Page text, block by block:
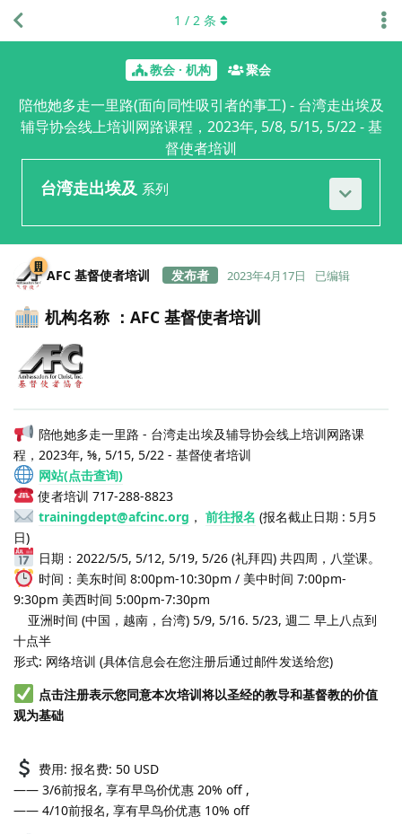
教会 · 机构 聚会
陪他她多走一里路(面向同性吸引者的事工) - 台湾走出埃及
辅导协会线上培训网路课程，2023年, 5/8, 5/15, 5/22 - 基
督使者培训
台湾走出埃及 系列
1 / 2 条
AFC 基督使者培训 2023年4月17日 已编辑
机构名称 ：AFC 基督使者培训
陪他她多走一里路 - 台湾走出埃及辅导协会线上培训网路课
程，2023年, ⅝, 5/15, 5/22 - 基督使者培训
网站(点击查询)
使者培训 717-288-8823
trainingdept@afcinc.org ， 前往报名 (报名截止日期 : 5月5
日)
日期：2022/5/5, 5/12, 5/19, 5/26 (礼拜四) 共四周，八堂课。
时间：美东时间 8:00pm-10:30pm / 美中时间 7:00pm-
9:30pm 美西时间 5:00pm-7:30pm
亚洲时间 (中国，越南，台湾) 5/9, 5/16. 5/23, 週二 早上八点到
十点半
形式: 网络培训 (具体信息会在您注册后通过邮件发送给您)
点击注册表示您同意本次培训将以圣经的教导和基督教的价值
观为基础
费用: 报名费: 50 USD
—— 3/6前报名, 享有早鸟价优惠 20% off ,
—— 4/10前报名, 享有早鸟价优惠 10% off